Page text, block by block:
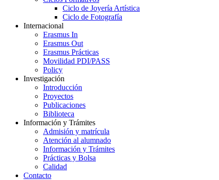
Ciclo de Joyería Artística
Ciclo de Fotografía
Internacional
Erasmus In
Erasmus Out
Erasmus Prácticas
Movilidad PDI/PASS
Policy
Investigación
Introducción
Proyectos
Publicaciones
Biblioteca
Información y Trámites
Admisión y matrícula
Atención al alumnado
Información y Trámites
Prácticas y Bolsa
Calidad
Contacto